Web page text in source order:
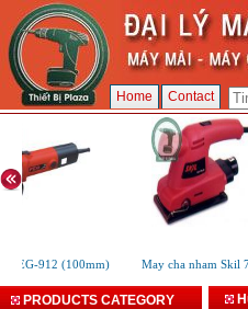
Home Contact
FEG-912 (100mm) May cha nham Skil
PRODUCTS CATEGORY